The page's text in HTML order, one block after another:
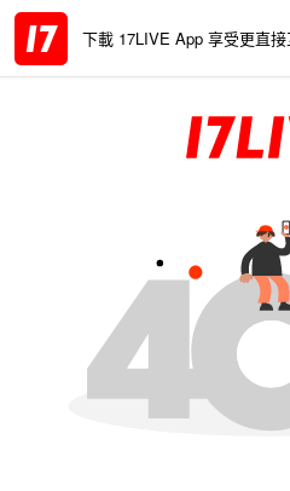
下載 17LIVE App 享受更直